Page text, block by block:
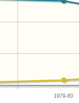
1979-80